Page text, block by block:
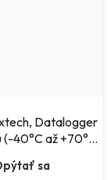
Datalogger
40°C až +70°C)
sa